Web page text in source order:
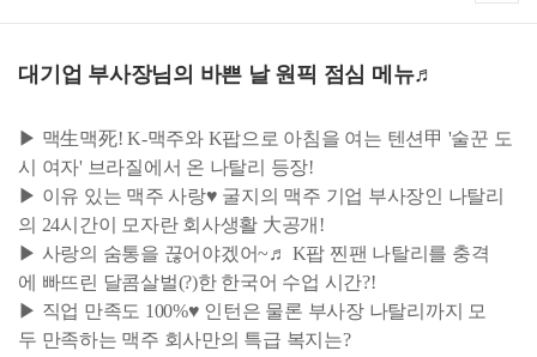
대기업 부사장님의 바쁜 날 원픽 점심 메뉴♬
▶ 맥生맥死! K-맥주와 K팝으로 아침을 여는 텐션甲 '술꾼 도
시 여자' 브라질에서 온 나탈리 등장!
▶ 이유 있는 맥주 사랑♥ 굴지의 맥주 기업 부사장인 나탈리
의 24시간이 모자란 회사생활 大공개!
▶ 사랑의 숨통을 끊어야겠어~♬ K팝 찐팬 나탈리를 충격
에 빠뜨린 달콤살벌(?)한 한국어 수업 시간?!
▶ 직업 만족도 100%♥ 인턴은 물론 부사장 나탈리까지 모
두 만족하는 맥주 회사만의 특급 복지는?